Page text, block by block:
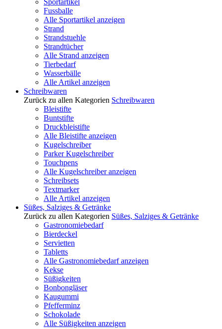
Sportartikel
Fussballe
Alle Sportartikel anzeigen
Strand
Strandstuehle
Strandtücher
Alle Strand anzeigen
Tierbedarf
Wasserbälle
Alle Artikel anzeigen
Schreibwaren
Zurück zu allen Kategorien Schreibwaren
Bleistifte
Buntstifte
Druckbleistifte
Alle Bleistifte anzeigen
Kugelschreiber
Parker Kugelschreiber
Touchpens
Alle Kugelschreiber anzeigen
Schreibsets
Textmarker
Alle Artikel anzeigen
Süßes, Salziges & Getränke
Zurück zu allen Kategorien Süßes, Salziges & Getränke
Gastronomiebedarf
Bierdeckel
Servietten
Tabletts
Alle Gastronomiebedarf anzeigen
Kekse
Süßigkeiten
Bonbongläser
Kaugummi
Pfefferminz
Schokolade
Alle Süßigkeiten anzeigen